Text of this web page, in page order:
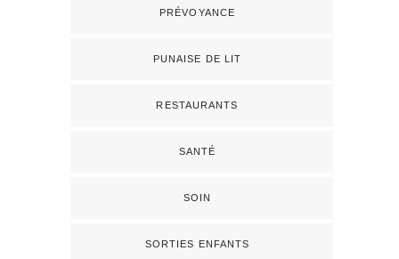
PRÉVOYANCE
PUNAISE DE LIT
RESTAURANTS
SANTÉ
SOIN
SORTIES ENFANTS